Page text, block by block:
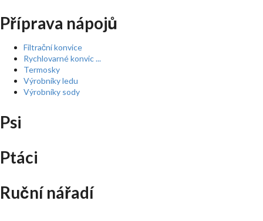
Příprava nápojů
Filtrační konvice
Rychlovarné konvic ...
Termosky
Výrobníky ledu
Výrobníky sody
Psi
Ptáci
Ruční nářadí